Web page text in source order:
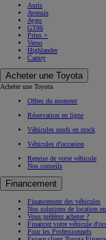
Auris
Avensis
Aygo
GT86
Prius +
Verso
Highlander
Camry
Acheter une Toyota
Acheter une Toyota
Offres du moment
Réservation en ligne
Véhicules neufs en stock
Véhicules d'occasion
Reprise de votre véhicule
Nos conseils
Financement
Financement des véhicules
Nos solutions de location
Vous préférez acheter ?
Financez votre véhicule
Pour les Professionnels